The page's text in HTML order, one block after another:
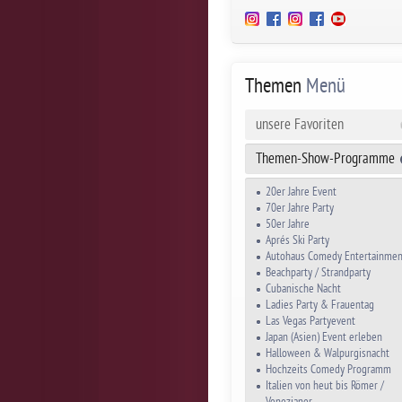
Themen Menü
unsere Favoriten
Themen-Show-Programme
20er Jahre Event
70er Jahre Party
50er Jahre
Aprés Ski Party
Autohaus Comedy
Beachparty / Strandparty
Cubanische Nacht
Ladies Party & Frauentag
Las Vegas Partyevent
Japan (Asien) Event erleben
Halloween & Walpurgisnacht
Hochzeits Comedy Programm
Italien von heut bis Römer /